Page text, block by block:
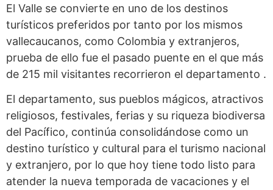
El Valle se convierte en uno de los destinos
turísticos preferidos por tanto por los mismos
vallecaucanos, como Colombia y extranjeros,
prueba de ello fue el pasado puente en el que más
de 215 mil visitantes recorrieron el departamento .
El departamento, sus pueblos mágicos, atractivos
religiosos, festivales, ferias y su riqueza biodiversa
del Pacífico, continúa consolidándose como un
destino turístico y cultural para el turismo nacional
y extranjero, por lo que hoy tiene todo listo para
atender la nueva temporada de vacaciones y el